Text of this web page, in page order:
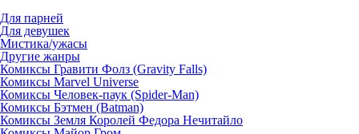
Для парней
Для девушек
Мистика/ужасы
Другие жанры
Комиксы Гравити Фолз (Gravity Falls)
Комиксы Marvel Universe
Комиксы Человек-паук (Spider-Man)
Комиксы Бэтмен (Batman)
Комиксы Земля Королей Федора Нечитайло